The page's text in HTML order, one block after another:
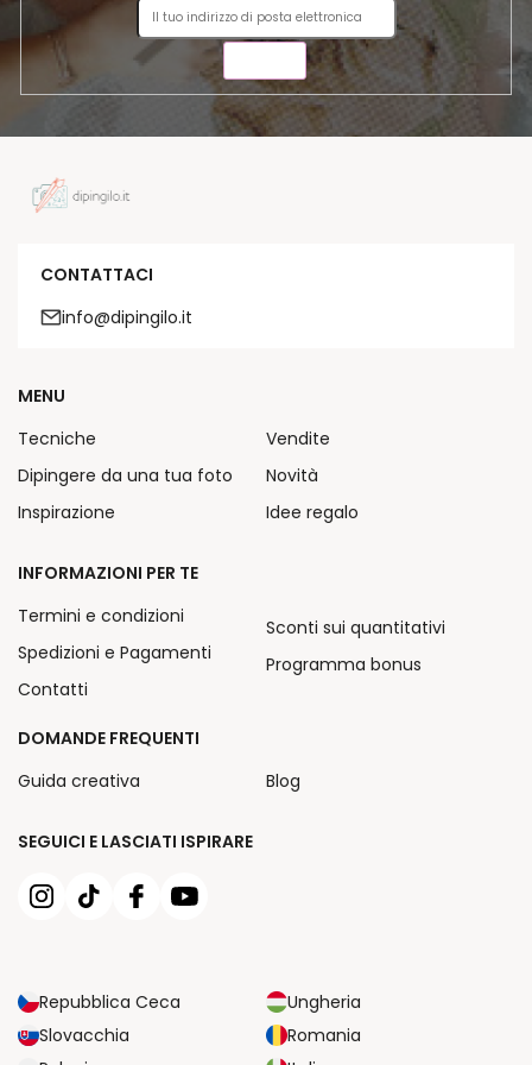
CONTATTACI
info@dipingilo.it
SEGUICI E LASCIATI ISPIRARE
Repubblica Ceca
Ungheria
Slovacchia
Romania
MENU
Tecniche
Dipingere da una tua foto
Inspirazione
Vendite
Novità
Idee regalo
INFORMAZIONI PER TE
Termini e condizioni
Spedizioni e Pagamenti
Contatti
Sconti sui quantitativi
Programma bonus
DOMANDE FREQUENTI
Guida creativa
Blog